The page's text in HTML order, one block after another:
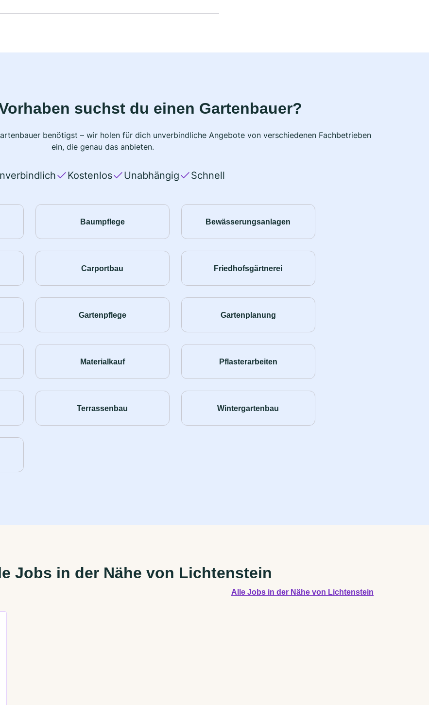
suchst du einen Gartenbauer?
benötigst – wir holen für dich unverbindliche Angebote von verschiedenen Fachbetrieben
ein, die genau das anbieten.
Kostenlos Unabhängig Schnell
Baumpflege Bewässerungsanlagen
Carportbau Friedhofsgärtnerei
Gartenpflege Gartenplanung
Materialkauf Pflasterarbeiten
Terrassenbau Wintergartenbau
Jobs in der Nähe von Lichtenstein
Alle Jobs in der Nähe von Lichtenstein